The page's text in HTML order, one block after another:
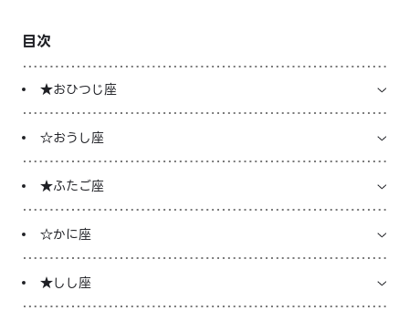
LINE占いを開く
※LINEアプリ内のサービスページへ遷移します
目次
★おひつじ座
☆おうし座
★ふたご座
☆かに座
★しし座